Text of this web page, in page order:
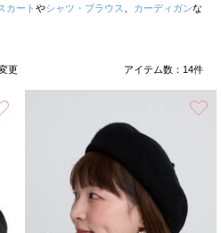
カート やシャツ・ブラウス カーディガンな
更 アイテム数： 14件